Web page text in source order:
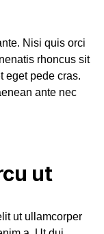
Nisi quis orci
rhoncus sit
eget pede cras.
ante nec
ut
ut ullamcorper